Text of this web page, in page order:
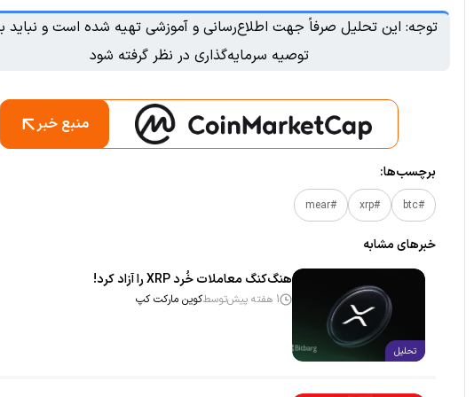
توجه: این تحلیل صرفاً جهت اطلاع‌رسانی و آموزشی تهیه شده است و نباید
توصیه سرمایه‌گذاری در نظر گرفته شود
منبع خبر
برچسب‌ها:
#btc
#xrp
#mear
خبر‌های مشابه
تحلیل
هنگ‌کنگ معاملات خُرد XRP را آزاد کرد!
1 هفته پیش توسطکوین مارکت کپ